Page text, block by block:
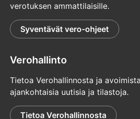
verotuksen ammattilaisille.
Syventävät vero-ohjeet
Verohallinto
Tietoa Verohallinnosta ja
ajankohtaisia uutisia ja tilastoja.
Tietoa Verohallinnosta